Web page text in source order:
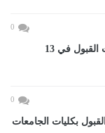
0
تنسيق الثانوى العام 2027.. اعرف درجات القبول في 13
0
التقدم والقبول بكليات الجامعات